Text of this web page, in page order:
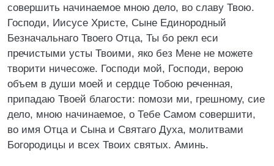
совершить начинаемое мною дело, во славу Твою.
Господи, Иисусе Христе, Сыне Единородный
Безначальнаго Твоего Отца, Ты бо рекл еси
пречистыми усты Твоими, яко без Мене не можете
творити ничесоже. Господи мой, Господи, верою
объем в души моей и сердце Тобою реченная,
припадаю Твоей благости: помози ми, грешному, сие
дело, мною начинаемое, о Тебе Самом совершити,
во имя Отца и Сына и Святаго Духа, молитвами
Богородицы и всех Твоих святых. Аминь.